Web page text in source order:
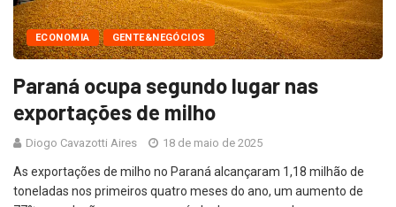
ECONOMIA GENTE&NEGÓCIOS
Paraná ocupa segundo lugar nas
exportações de milho
Diogo Cavazotti Aires 18 de maio de 2025
As exportações de milho no Paraná alcançaram 1,18 milhão de
toneladas nos primeiros quatro meses do ano, um aumento de